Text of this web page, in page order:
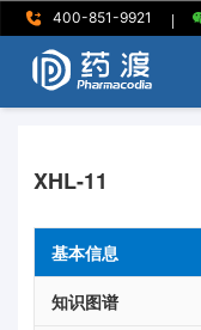
400-851-9921 |
XHL-11
基本信息
知识图谱